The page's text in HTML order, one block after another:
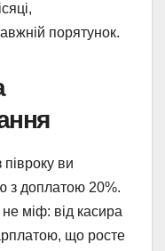
порятунок.
півроку ви
з доплатою 20%.
міф: від касира
що росте